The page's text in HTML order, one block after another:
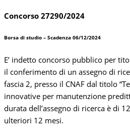
Concorso 27290/2024
Borsa di studio – Scadenza 06/12/2024
E’ indetto concorso pubblico per
il conferimento di un assegno di
fascia 2, presso il CNAF dal titolo
innovative per manutenzione
durata dell’assegno di ricerca è di
ulteriori 12 mesi.